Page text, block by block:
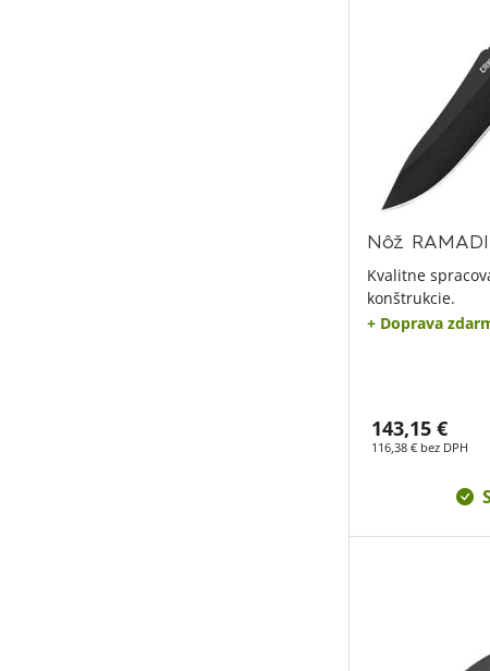
Nôž
Kvalitne
konštrukcie.
+ Doprava
143,15 €
116,38 € bez DPH